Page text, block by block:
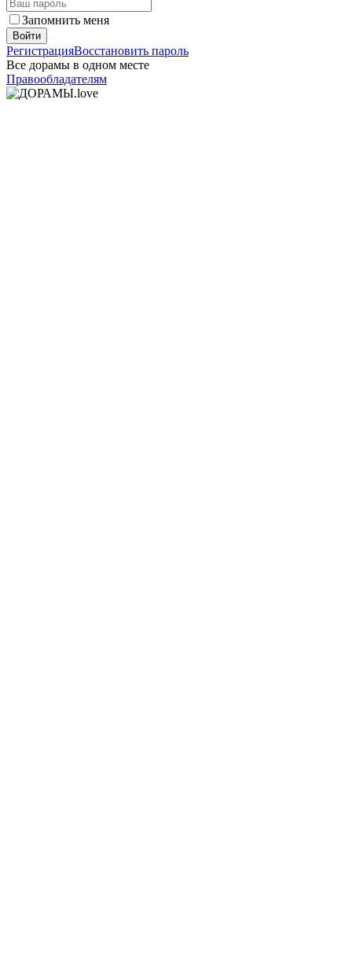
Запомнить меня
Войти
РегистрацияВосстановить пароль
Все дорамы в одном месте
Правообладателям